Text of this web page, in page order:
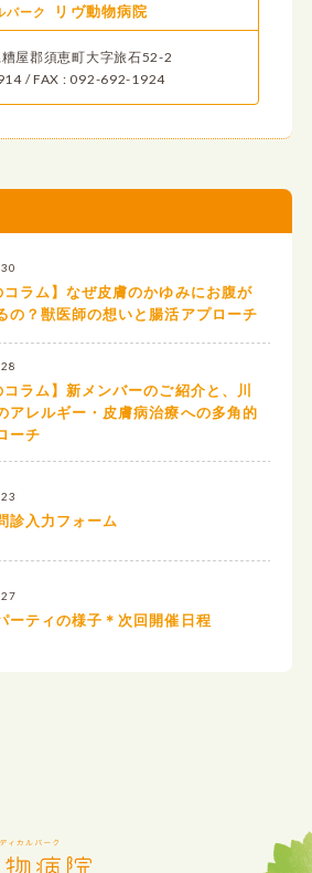
パーク リヴ動物病院
屋郡須恵町大字旅石52-2
/ FAX : 092-692-1924
コラム】なぜ皮膚のかゆみにお腹が
の？獣医師の想いと腸活アプローチ
コラム】新メンバーのご紹介と、川
アレルギー・皮膚病治療への多角的
ーチ
入力フォーム
ーティの様子＊次回開催日程